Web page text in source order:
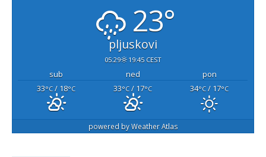
23°
pljuskovi
05:29 19:45 CEST
sub ned
pon
33°C / 18°C 33°C / 17°C 34°C / 17°C
powered byWeather Atlas